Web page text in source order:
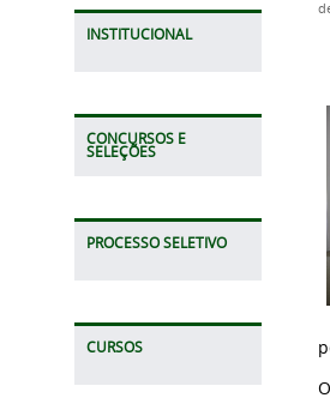
INSTITUCIONAL
CONCURSOS E
SELEÇÕES
PROCESSO SELETIVO
CURSOS